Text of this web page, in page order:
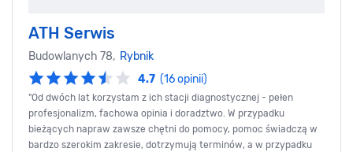
ATH Serwis
Budowlanych 78, Rybnik
4.7 (16 opinii)
"Od dwóch lat korzystam z ich stacji diagnostycznej - pełen
profesjonalizm, fachowa opinia i doradztwo. W przypadku
bieżących napraw zawsze chętni do pomocy, pomoc świadczą w
bardzo szerokim zakresie, dotrzymują terminów, a w przypadku